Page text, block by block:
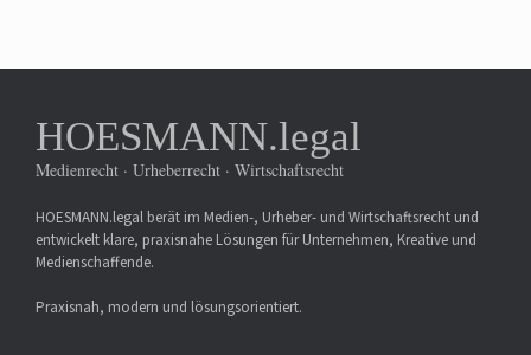
HOESMANN.legal
Medienrecht · Urheberrecht · Wirtschaftsrecht
HOESMANN.legal berät im Medien-, Urheber- und Wirtschaftsrecht und
entwickelt klare, praxisnahe Lösungen für Unternehmen, Kreative und
Medienschaffende.
Praxisnah, modern und lösungsorientiert.